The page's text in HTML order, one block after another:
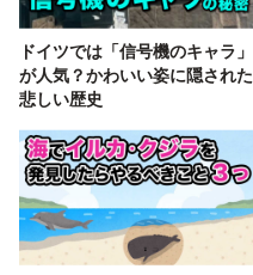
ドイツでは「信号機のキャラ」
が人気？かわいい姿に隠された
悲しい歴史